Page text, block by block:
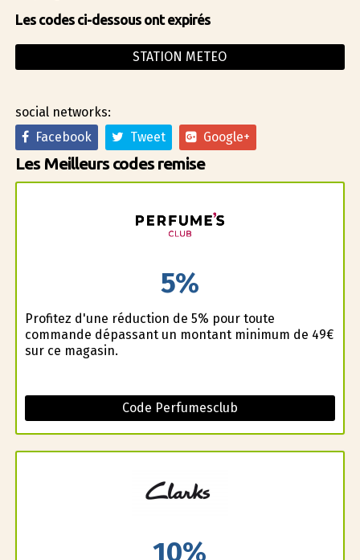
Les codes ci-dessous ont expirés
STATION METEO
social networks:
Facebook
Tweet Google+
Les Meilleurs codes remise
5%
Profitez d'une réduction de 5% pour toute
commande dépassant un montant minimum de 49€
sur ce magasin.
Code Perfumesclub
10%